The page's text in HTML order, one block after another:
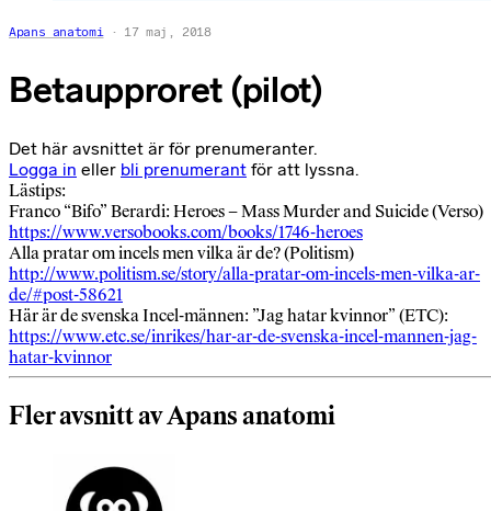
Apans anatomi 17 maj, 2018
Betaupproret (pilot)
Det här avsnittet är för prenumeranter.
Logga in eller bli prenumerant för att lyssna.
Lästips:
Franco “Bifo” Berardi: Heroes – Mass Murder and Suicide (Verso)
https://www.versobooks.com/books/1746-heroes
Alla pratar om incels men vilka är de? (Politism)
http://www.politism.se/story/alla-pratar-om-incels-men-vilka-ar-
de/#post-58621
Här är de svenska Incel-männen: ”Jag hatar kvinnor” (ETC):
https://www.etc.se/inrikes/har-ar-de-svenska-incel-mannen-jag-
hatar-kvinnor
Fler avsnitt av Apans anatomi